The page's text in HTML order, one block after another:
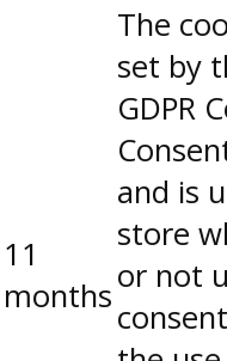
11
months
The
set by
GDPR
and is
store
or not